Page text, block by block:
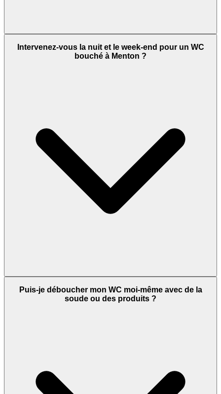
Intervenez-vous la nuit et le week-end pour un WC
bouché à Menton ?
Puis-je déboucher mon WC moi-même avec de la
soude ou des produits ?